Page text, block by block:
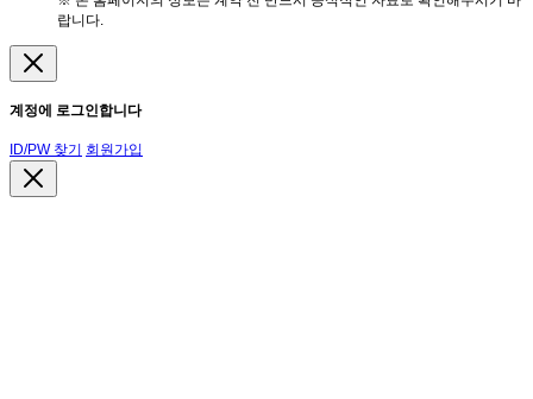
랍니다.
계정에 로그인합니다
ID/PW 찾기 회원가입